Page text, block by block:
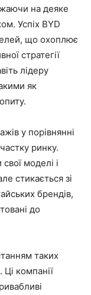
на деяке
Успіх BYD
що охоплює
стратегії
лідеру
як
у порівнянні
ринку.
моделі і
стикається зі
брендів,
до
таких
компанії